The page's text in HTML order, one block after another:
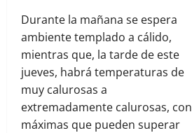
Durante la mañana se espera
ambiente templado a cálido,
mientras que, la tarde de este
jueves, habrá temperaturas de
muy calurosas a
extremadamente calurosas, con
máximas que pueden superar